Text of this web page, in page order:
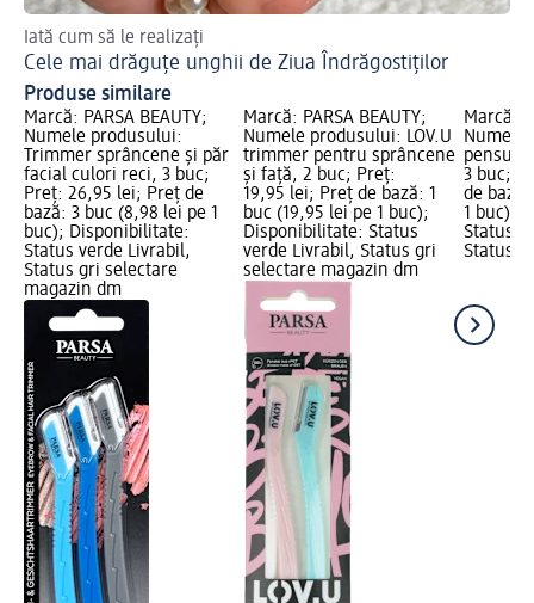
Iată cum să le realizați
Cele mai drăguțe unghii de Ziua Îndrăgostiților
Produse similare
Marcă: PARSA BEAUTY;
Numele produsului:
Trimmer sprâncene și păr
facial culori reci, 3 buc;
Preț: 26,95 lei; Preț de
bază: 3 buc (8,98 lei pe 1
buc); Disponibilitate:
Status verde Livrabil,
Status gri selectare
magazin dm
Marcă: PARSA BEAUTY;
Numele produsului: LOV.U
trimmer pentru sprâncene
și față, 2 buc; Preț:
19,95 lei; Preț de bază: 1
buc (19,95 lei pe 1 buc);
Disponibilitate: Status
verde Livrabil, Status gri
selectare magazin dm
Marcă:
Numele
pensule
3 buc;
de bază:
1 buc);
Status
Status